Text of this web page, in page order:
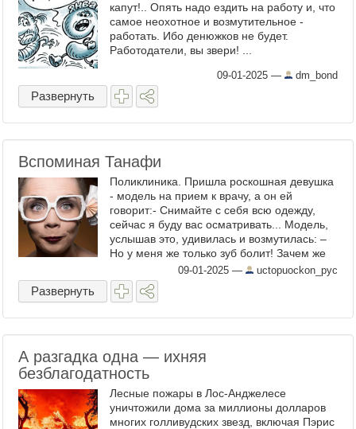
капут!.. Опять надо ездить на работу и, что
самое неохотное и возмутительное -
работать. Ибо денюжков не будет.
Работодатели, вы звери! ...
09-01-2025 — dm_bond
Развернуть
Вспоминая Танафи
Поликлиника. Пришла роскошная девушка
- модель на прием к врачу, а он ей
говорит:- Снимайте с себя всю одежду,
сейчас я буду вас осматривать... Модель,
услышав это, удивилась и возмутилась: –
Но у меня же только зуб болит! Зачем же
мне все с себя снимать надо? Врач ...
09-01-2025 — uctopuockon_pyc
Развернуть
А разгадка одна — ихняя
безблагодатность
Лесные пожары в Лос-Анджелесе
уничтожили дома за миллионы долларов
многих голливудских звезд, включая Пэрис